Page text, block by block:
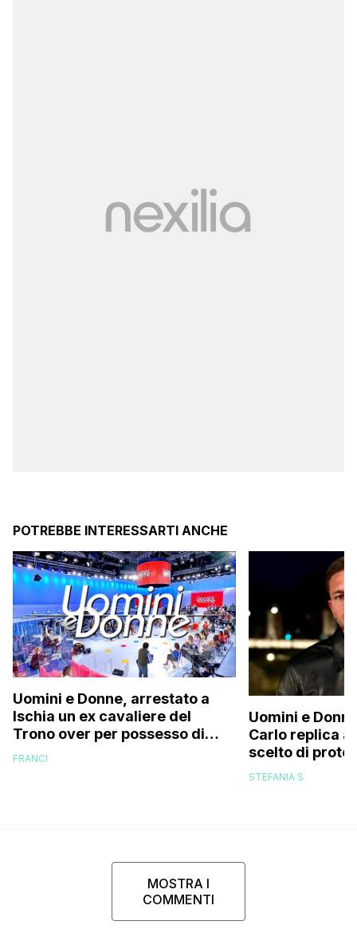
POTREBBE INTERESSARTI ANCHE
Uomini e Donne, arrestato a
Ischia un ex cavaliere del
Trono over per possesso di
documenti falsi e truffa
FRANCI
Uomini e
Carlo replica
scelto di
di mio figlio
STEFANIA S
MOSTRA I
COMMENTI